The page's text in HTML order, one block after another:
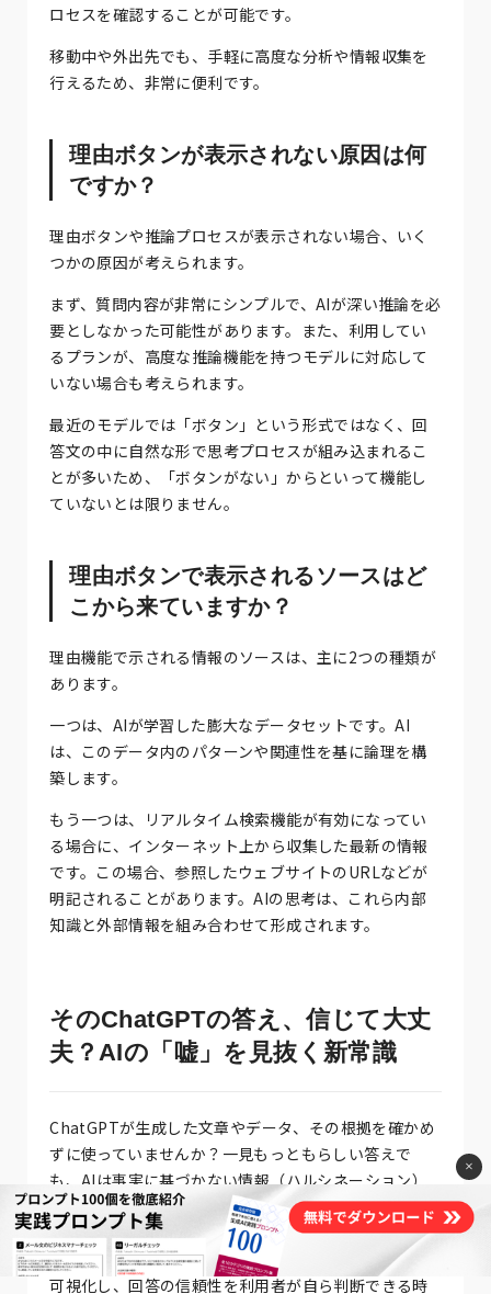
ロセスを確認することが可能です。
移動中や外出先でも、手軽に高度な分析や情報収集を
行えるため、非常に便利です。
理由ボタンが表示されない原因は何
ですか？
理由ボタンや推論プロセスが表示されない場合、いく
つかの原因が考えられます。
まず、質問内容が非常にシンプルで、AIが深い推論を必
要としなかった可能性があります。また、利用してい
るプランが、高度な推論機能を持つモデルに対応して
いない場合も考えられます。
最近のモデルでは「ボタン」という形式ではなく、回
答文の中に自然な形で思考プロセスが組み込まれるこ
とが多いため、「ボタンがない」からといって機能し
ていないとは限りません。
理由ボタンで表示されるソースはど
こから来ていますか？
理由機能で示される情報のソースは、主に2つの種類が
あります。
一つは、AIが学習した膨大なデータセットです。AI
は、このデータ内のパターンや関連性を基に論理を構
築します。
もう一つは、リアルタイム検索機能が有効になってい
る場合に、インターネット上から収集した最新の情報
です。この場合、参照したウェブサイトのURLなどが
明記されることがあります。AIの思考は、これら内部
知識と外部情報を組み合わせて形成されます。
そのChatGPTの答え、信じて大丈
夫？AIの「嘘」を見抜く新常識
ChatGPTが生成した文章やデータ、その根拠を確かめ
ずに使っていませんか？一見もっともらしい答えで
も、AIは事実に基づかない情報（ハルシネーション）
を生成することがあります。これを鵜呑みにすると、
ビジネスや研究で大きな間違いを犯すリスクが潜んで
います。しかし、AIの進化により、その思考プロセスを
可視化し、回答の信頼性を利用者が自ら判断できる時
×